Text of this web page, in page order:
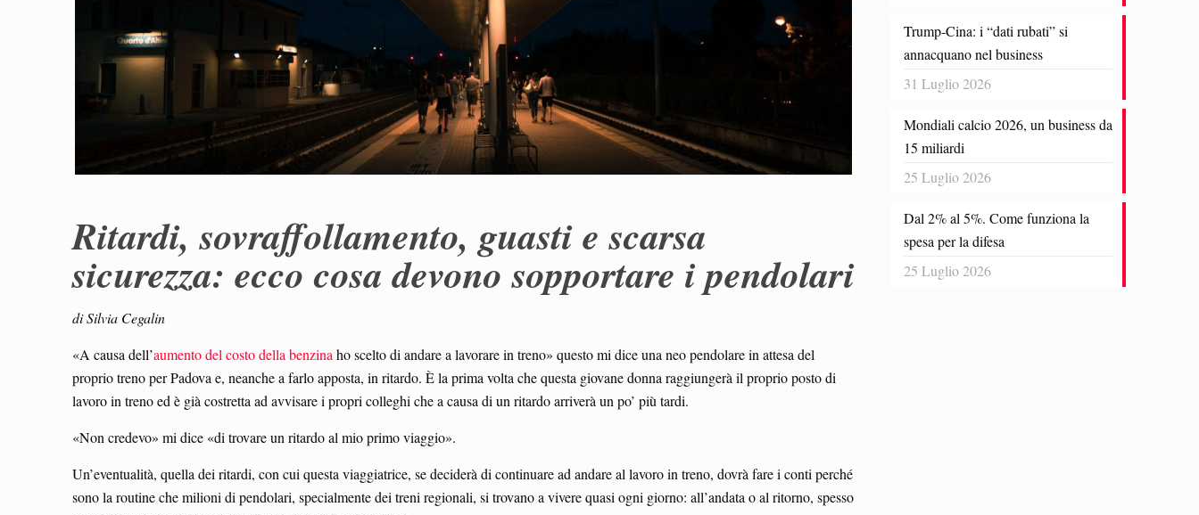
Ritardi, sovraffollamento, guasti e scarsa
sicurezza: ecco cosa devono sopportare i pendolari
di Silvia Cegalin
«A causa dell’aumento del costo della benzinaho scelto di andare a lavorare in treno» questo mi dice una neo pendolare in attesa del
proprio treno per Padova e, neanche a farlo apposta, in ritardo. È la prima volta che questa giovane donna raggiungerà il proprio posto di
lavoro in treno ed è già costretta ad avvisare i propri colleghi che a causa di un ritardo arriverà un po’ più tardi.
«Non credevo» mi dice «di trovare un ritardo al mio primo viaggio».
Un’eventualità, quella dei ritardi, con cui questa viaggiatrice, se deciderà di continuare ad andare al lavoro in treno, dovrà fare i conti perché
sono la routine che milioni di pendolari, specialmente dei treni regionali, si trovano a vivere quasi ogni giorno: all’andata o al ritorno, spesso
Trump-Cina: i “dati rubati” si
annacquano nel business
31 Luglio 2026
Mondiali calcio 2026, un business da
15 miliardi
25 Luglio 2026
Dal 2% al 5%. Come funziona la
spesa per la difesa
25 Luglio 2026